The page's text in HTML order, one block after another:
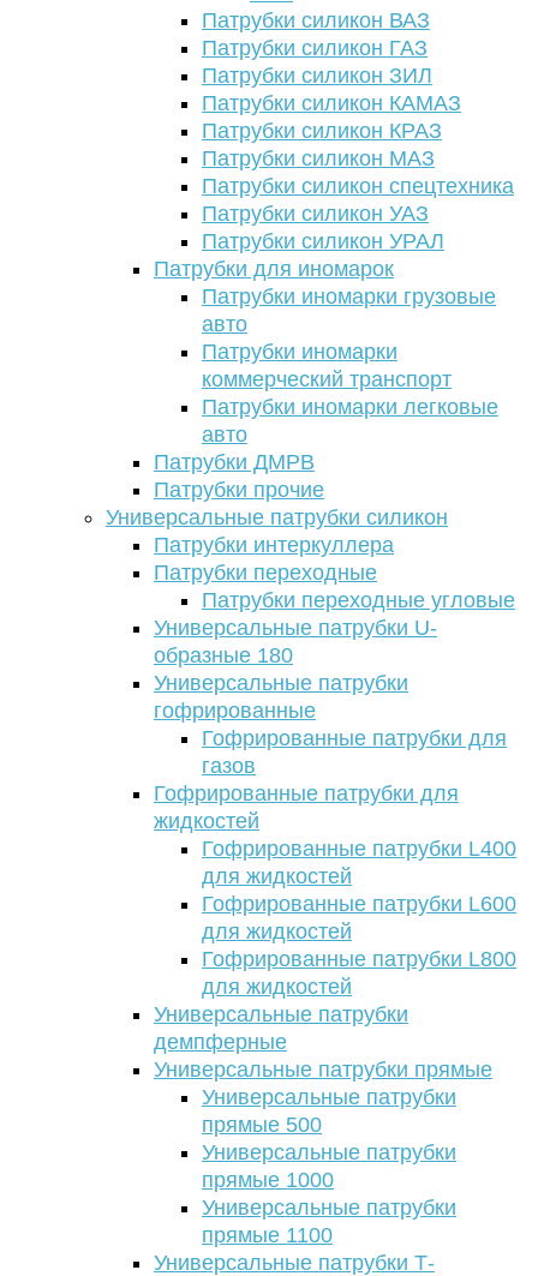
Патрубки силикон ВАЗ
Патрубки силикон ГАЗ
Патрубки силикон ЗИЛ
Патрубки силикон КАМАЗ
Патрубки силикон КРАЗ
Патрубки силикон МАЗ
Патрубки силикон спецтехника
Патрубки силикон УАЗ
Патрубки силикон УРАЛ
Патрубки для иномарок
Патрубки иномарки грузовые
авто
Патрубки иномарки
коммерческий транспорт
Патрубки иномарки легковые
авто
Патрубки ДМРВ
Патрубки прочие
Универсальные патрубки силикон
Патрубки интеркуллера
Патрубки переходные
Патрубки переходные угловые
Универсальные патрубки U-
образные 180
Универсальные патрубки
гофрированные
Гофрированные патрубки для
газов
Гофрированные патрубки для
жидкостей
Гофрированные патрубки L400
для жидкостей
Гофрированные патрубки L600
для жидкостей
Гофрированные патрубки L800
для жидкостей
Универсальные патрубки
демпферные
Универсальные патрубки прямые
Универсальные патрубки
прямые 500
Универсальные патрубки
прямые 1000
Универсальные патрубки
прямые 1100
Универсальные патрубки Т-